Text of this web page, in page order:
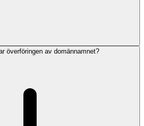
överföringen av domännamnet?